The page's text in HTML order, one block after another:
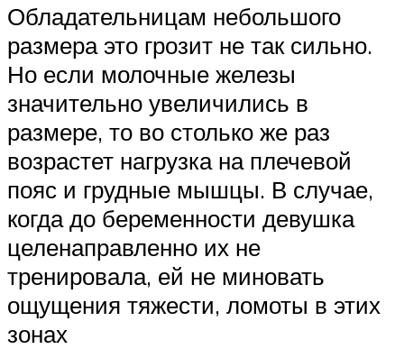
Обладательницам небольшого
размера это грозит не так сильно.
Но если молочные железы
значительно увеличились в
размере, то во столько же раз
возрастет нагрузка на плечевой
пояс и грудные мышцы. В случае,
когда до беременности девушка
целенаправленно их не
тренировала, ей не миновать
ощущения тяжести, ломоты в этих
зонах